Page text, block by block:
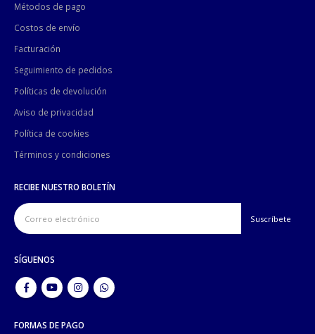
Métodos de pago
Costos de envío
Facturación
Seguimiento de pedidos
Políticas de devolución
Aviso de privacidad
Política de cookies
Términos y condiciones
RECIBE NUESTRO BOLETÍN
SÍGUENOS
FORMAS DE PAGO